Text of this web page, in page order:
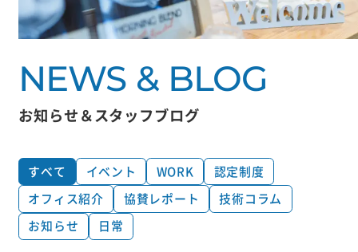
お知らせ＆スタッフブログ
すべて イベント WORK
認定制度
オフィス紹介
協賛レポート
技術コラム
お知らせ
日常